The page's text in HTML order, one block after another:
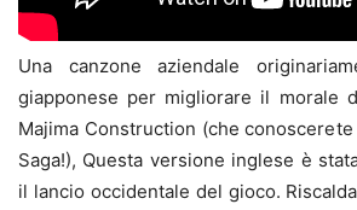
Una canzone aziendale
giapponese per migliorare il morale
Majima Construction (che
Saga!), Questa versione inglese è
il lancio occidentale del gioco.